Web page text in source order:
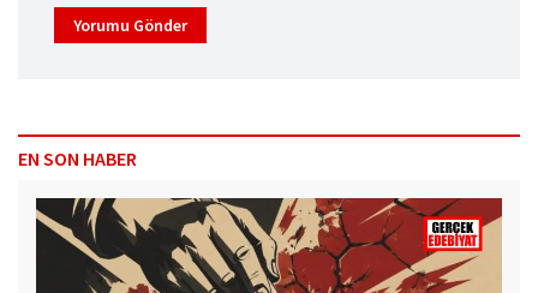
Yorumu Gönder
EN SON HABER